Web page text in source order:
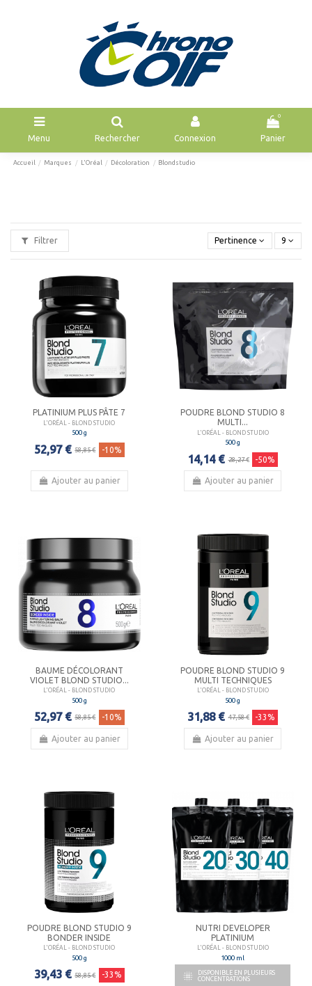
Menu Rechercher Connexion
0
Panier
Accueil Marques L'Oréal Décoloration Blondstudio
Filtrer Pertinence 9
PLATINIUM PLUS PÂTE 7
L'ORÉAL - BLOND STUDIO
500 g
52,97 € 58,85 € -10%
Ajouter au panier
POUDRE BLOND STUDIO 8
MULTI...
L'ORÉAL - BLOND STUDIO
500 g
14,14 € 28,27 € -50%
Ajouter au panier
BAUME DÉCOLORANT
VIOLET BLOND STUDIO...
L'ORÉAL - BLOND STUDIO
500 g
52,97 € 58,85 € -10%
Ajouter au panier
POUDRE BLOND STUDIO 9
MULTI TECHNIQUES
L'ORÉAL - BLOND STUDIO
500 g
31,88 € 47,58 € -33%
Ajouter au panier
POUDRE BLOND STUDIO 9
BONDER INSIDE
L'ORÉAL - BLOND STUDIO
500 g
39,43 € 58,85 € -33%
NUTRI DEVELOPER
PLATINIUM
L'ORÉAL - BLOND STUDIO
1000 ml

DISPONIBLE EN PLUSIEURS
CONCENTRATIONS